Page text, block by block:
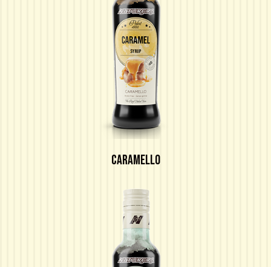
CARAMELLO